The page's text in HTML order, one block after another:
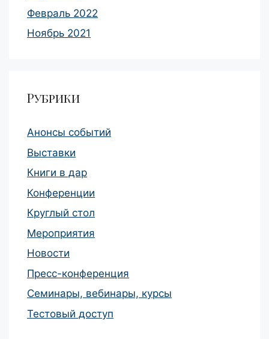
Февраль 2022
Ноябрь 2021
Рубрики
Анонсы событий
Выставки
Книги в дар
Конференции
Круглый стол
Мероприятия
Новости
Пресс-конференция
Семинары, вебинары, курсы
Тестовый доступ